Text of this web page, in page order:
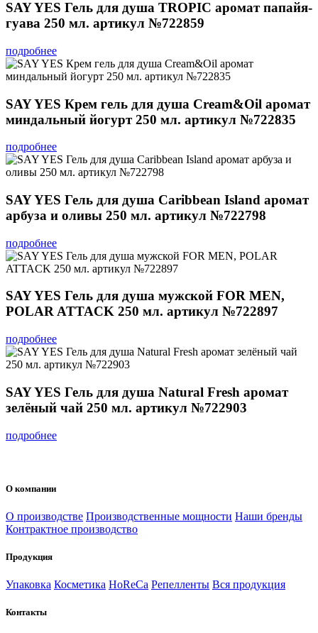
SAY YES Гель для душа TROPIC аромат папайя-
гуава 250 мл. артикул №722859
подробнее
SAY YES Крем гель для душа Cream&Oil аромат
миндальный йогурт 250 мл. артикул №722835
подробнее
SAY YES Гель для душа Cаribbean Island аромат
арбуза и оливы 250 мл. артикул №722798
подробнее
SAY YES Гель для душа мужской FOR MEN,
POLAR ATTACK 250 мл. артикул №722897
подробнее
SAY YES Гель для душа Natural Fresh аромат
зелёный чай 250 мл. артикул №722903
подробнее
О компании
О производстве Производственные мощности Наши бренды
Контрактное производство
Продукция
Упаковка Косметика HoReCa Репелленты Вся продукция
Контакты